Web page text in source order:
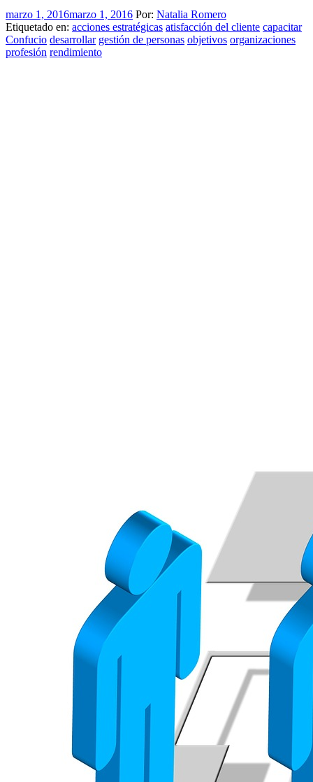
marzo 1, 2016marzo 1, 2016 Por: Natalia Romero
Etiquetado en: acciones estratégicas atisfacción del cliente capacitar
Confucio desarrollar gestión de personas objetivos organizaciones
profesión rendimiento